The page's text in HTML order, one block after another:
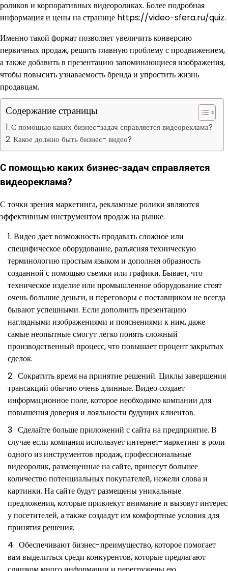
роликов и корпоративных видеороликах. Более подробная
информация и цены на странице https://video-sfera.ru/quiz.
Именно такой формат позволяет увеличить конверсию
первичных продаж, решить главную проблему с продвижением,
а также добавить в презентацию запоминающиеся изображения,
чтобы повысить узнаваемость бренда и упростить жизнь
продавцам.
Содержание страницы
С помощью каких бизнес-задач справляется видеореклама?
Какое должно быть бизнес- видео?
С помощью каких бизнес-задач справляется
видеореклама?
С точки зрения маркетинга, рекламные ролики являются
эффективным инструментом продаж на рынке.
Видео дает возможность продавать сложное или
специфическое оборудование, разъясняя техническую
терминологию простым языком и дополняя образность
созданной с помощью съемки или графики. Бывает, что
техническое изделие или промышленное оборудование стоят
очень большие деньги, и переговоры с поставщиком не всегда
бывают успешными. Если дополнить презентацию
наглядными изображениями и пояснениями к ним, даже
самые неопытные смогут легко понять сложный
производственный процесс, что повышает процент закрытых
сделок.
Сократить время на принятие решений. Циклы завершения
трансакций обычно очень длинные. Видео создает
информационное поле, которое необходимо компании для
повышения доверия и лояльности будущих клиентов.
Сделайте больше приложений с сайта на предприятие. В
случае если компания использует интернет-маркетинг в роли
одного из инструментов продаж, профессиональные
видеоролик, размещенные на сайте, принесут большее
количество потенциальных покупателей, нежели слова и
картинки. На сайте будут размещены уникальные
предложения, которые привлекут внимание и вызовут интерес
у посетителей, а также создадут им комфортные условия для
принятия решения.
Обеспечивают бизнес-преимущество, которое помогает
вам выделиться среди конкурентов, которые предлагают